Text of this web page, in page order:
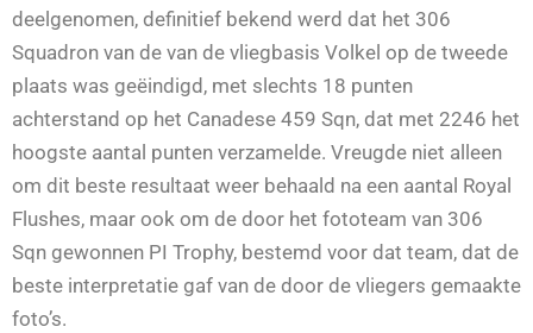
deelgenomen, definitief bekend werd dat het 306
Squadron van de van de vliegbasis Volkel op de tweede
plaats was geëindigd, met slechts 18 punten
achterstand op het Canadese 459 Sqn, dat met 2246 het
hoogste aantal punten verzamelde. Vreugde niet alleen
om dit beste resultaat weer behaald na een aantal Royal
Flushes, maar ook om de door het fototeam van 306
Sqn gewonnen PI Trophy, bestemd voor dat team, dat de
beste interpretatie gaf van de door de vliegers gemaakte
foto’s.